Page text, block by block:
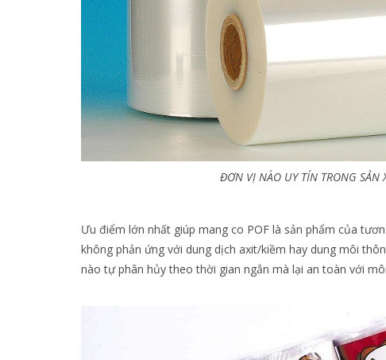
ĐƠN VỊ NÀO UY TÍN TRONG SẢN
Ưu điểm lớn nhất giúp mang co POF là sản phẩm của
không phản ứng với dung dịch axit/kiềm hay dung môi
nào tự phân hủy theo thời gian ngắn mà lại an toàn với